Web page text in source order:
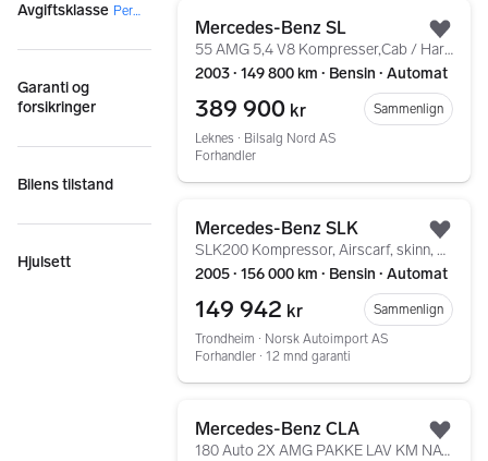
Avgiftsklasse Personbil
Garanti og
forsikringer
Bilens tilstand
Hjulsett
Mercedes-Benz SL
55 AMG 5,4 V8 Kompresser,Cab / Hardtop,
2003 ∙ 149 800 km ∙ Bensin ∙ Automat
389 900 kr
Sammenlign
Leknes ∙ Bilsalg Nord AS
Forhandler
Mercedes-Benz SLK
SLK200 Kompressor, Airscarf, skinn, Bi-Xenon
2005 ∙ 156 000 km ∙ Bensin ∙ Automat
149 942 kr
Sammenlign
Trondheim ∙ Norsk Autoimport AS
Forhandler ∙ 12 mnd garanti
Mercedes-Benz CLA
180 Auto 2X AMG PAKKE LAV KM NAVI SOLTAK MEGET PEN